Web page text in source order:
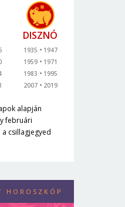
DISZNÓ
1935
1947
1959
1971
1983
1995
2007
2019
alapján
februári
csillagjegyed
HOROSZKÓP